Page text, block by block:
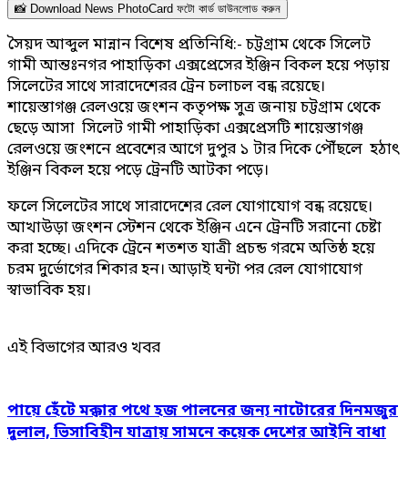
📸 Download News PhotoCard ফটো কার্ড ডাউনলোড করুন
সৈয়দ আব্দুল মান্নান বিশেষ প্রতিনিধি:- চট্টগ্রাম থেকে সিলেট
গামী আন্তঃনগর পাহাড়িকা এক্সপ্রেসের ইঞ্জিন বিকল হয়ে পড়ায়
সিলেটের সাথে সারাদেশেরর ট্রেন চলাচল বন্ধ রয়েছে।
শায়েস্তাগঞ্জ রেলওয়ে জংশন কতৃপক্ষ সুত্র জনায় চট্টগ্রাম থেকে
ছেড়ে আসা সিলেট গামী পাহাড়িকা এক্সপ্রেসটি শায়েস্তাগঞ্জ
রেলওয়ে জংশনে প্রবেশের আগে দুপুর ১ টার দিকে পৌঁছলে হঠাৎ
ইঞ্জিন বিকল হয়ে পড়ে ট্রেনটি আটকা পড়ে।
ফলে সিলেটের সাথে সারাদেশের রেল যোগাযোগ বন্ধ রয়েছে।
আখাউড়া জংশন স্টেশন থেকে ইঞ্জিন এনে ট্রেনটি সরানো চেষ্টা
করা হচ্ছে। এদিকে ট্রেনে শতশত যাত্রী প্রচন্ড গরমে অতিষ্ঠ হয়ে
চরম দুর্ভোগের শিকার হন। আড়াই ঘন্টা পর রেল যোগাযোগ
স্বাভাবিক হয়।
এই বিভাগের আরও খবর
পায়ে হেঁটে মক্কার পথে হজ পালনের জন্য নাটোরের দিনমজুর
দুলাল, ভিসাবিহীন যাত্রায় সামনে কয়েক দেশের আইনি বাধা